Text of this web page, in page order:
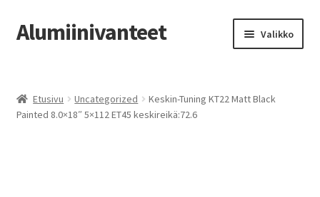
Siirry
navigointiin
Siirry
sisältöön
Alumiinivanteet Valikko
Kauppa
Etusivu Uncategorized
Keskin-Tuning KT22 Matt Black
Painted 8.0×18″ 5×112 ET45 keskireikä:72.6